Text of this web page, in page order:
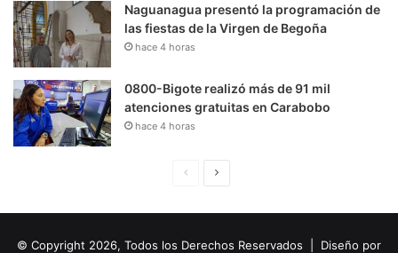
Naguanagua presentó la programación de
las fiestas de la Virgen de Begoña
hace 4 horas
0800-Bigote realizó más de 91 mil
atenciones gratuitas en Carabobo
hace 4 horas
i
u
© Copyright 2026, Todos los Derechos Reservados | Diseño por